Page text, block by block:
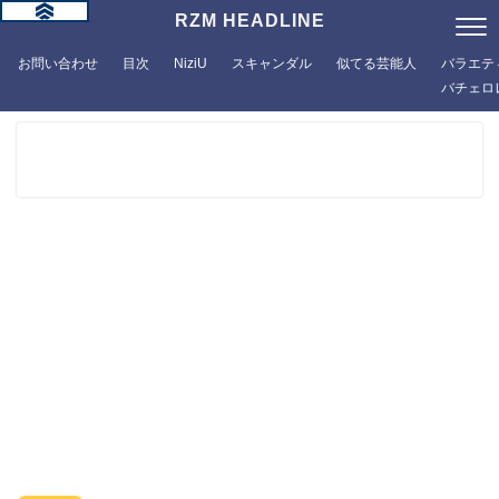
RZM HEADLINE
お問い合わせ 目次 NiziU スキャンダル 似てる芸能人
バラエテ
バチェロ